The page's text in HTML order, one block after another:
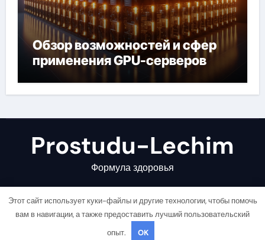
Обзор возможностей и сфер
применения GPU-серверов
Prostudu-Lechim
Формула здоровья
Copyright © All rights reserved |
Этот сайт использует куки-файлы и другие технологии, чтобы помочь
вам в навигации, а также предоставить лучший пользовательский
опыт.
OK